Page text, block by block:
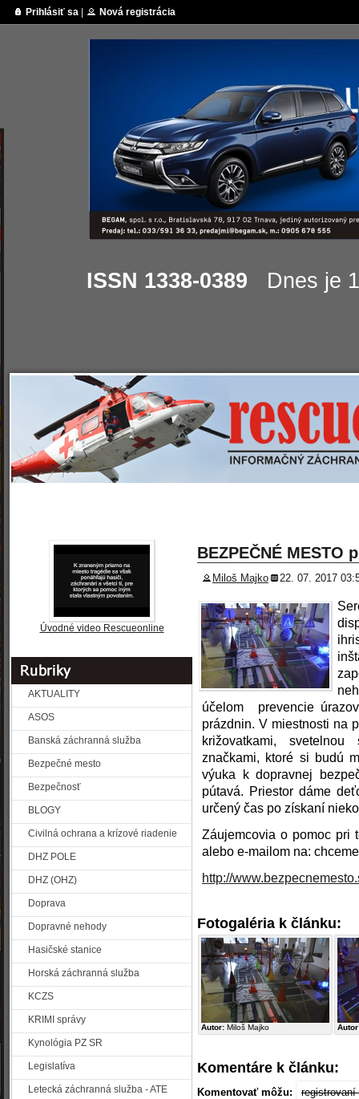
Prihlásiť sa Nová registrácia
ISSN 1338-0389 Dnes je
Úvodné video Rescueonline
AKTUALITY
ASOS
Banská záchranná služba
Bezpečné mesto
Bezpečnosť
BLOGY
Civilná ochrana a krízové riadenie
DHZ POLE
DHZ (OHZ)
Doprava
Dopravné nehody
Hasičské stanice
Horská záchranná služba
KCZS
KRIMI správy
Kynológia PZ SR
Legislatíva
Letecká záchranná služba - ATE
BEZPEČNÉ MESTO
Miloš Majko 22. 07. 2017
účelom prevencie
prázdnin. V miestnosti na
križovatkami,
značkami, ktoré si budú
výuka k dopravnej
pútavá. Priestor dáme
určený čas po získaní
Záujemcovia o pomoc pri
alebo e-mailom na:
http://
Fotogaléria k článku:
Autor: Miloš Majko
Komentáre k článku:
Komentovať môžu: registrovaní